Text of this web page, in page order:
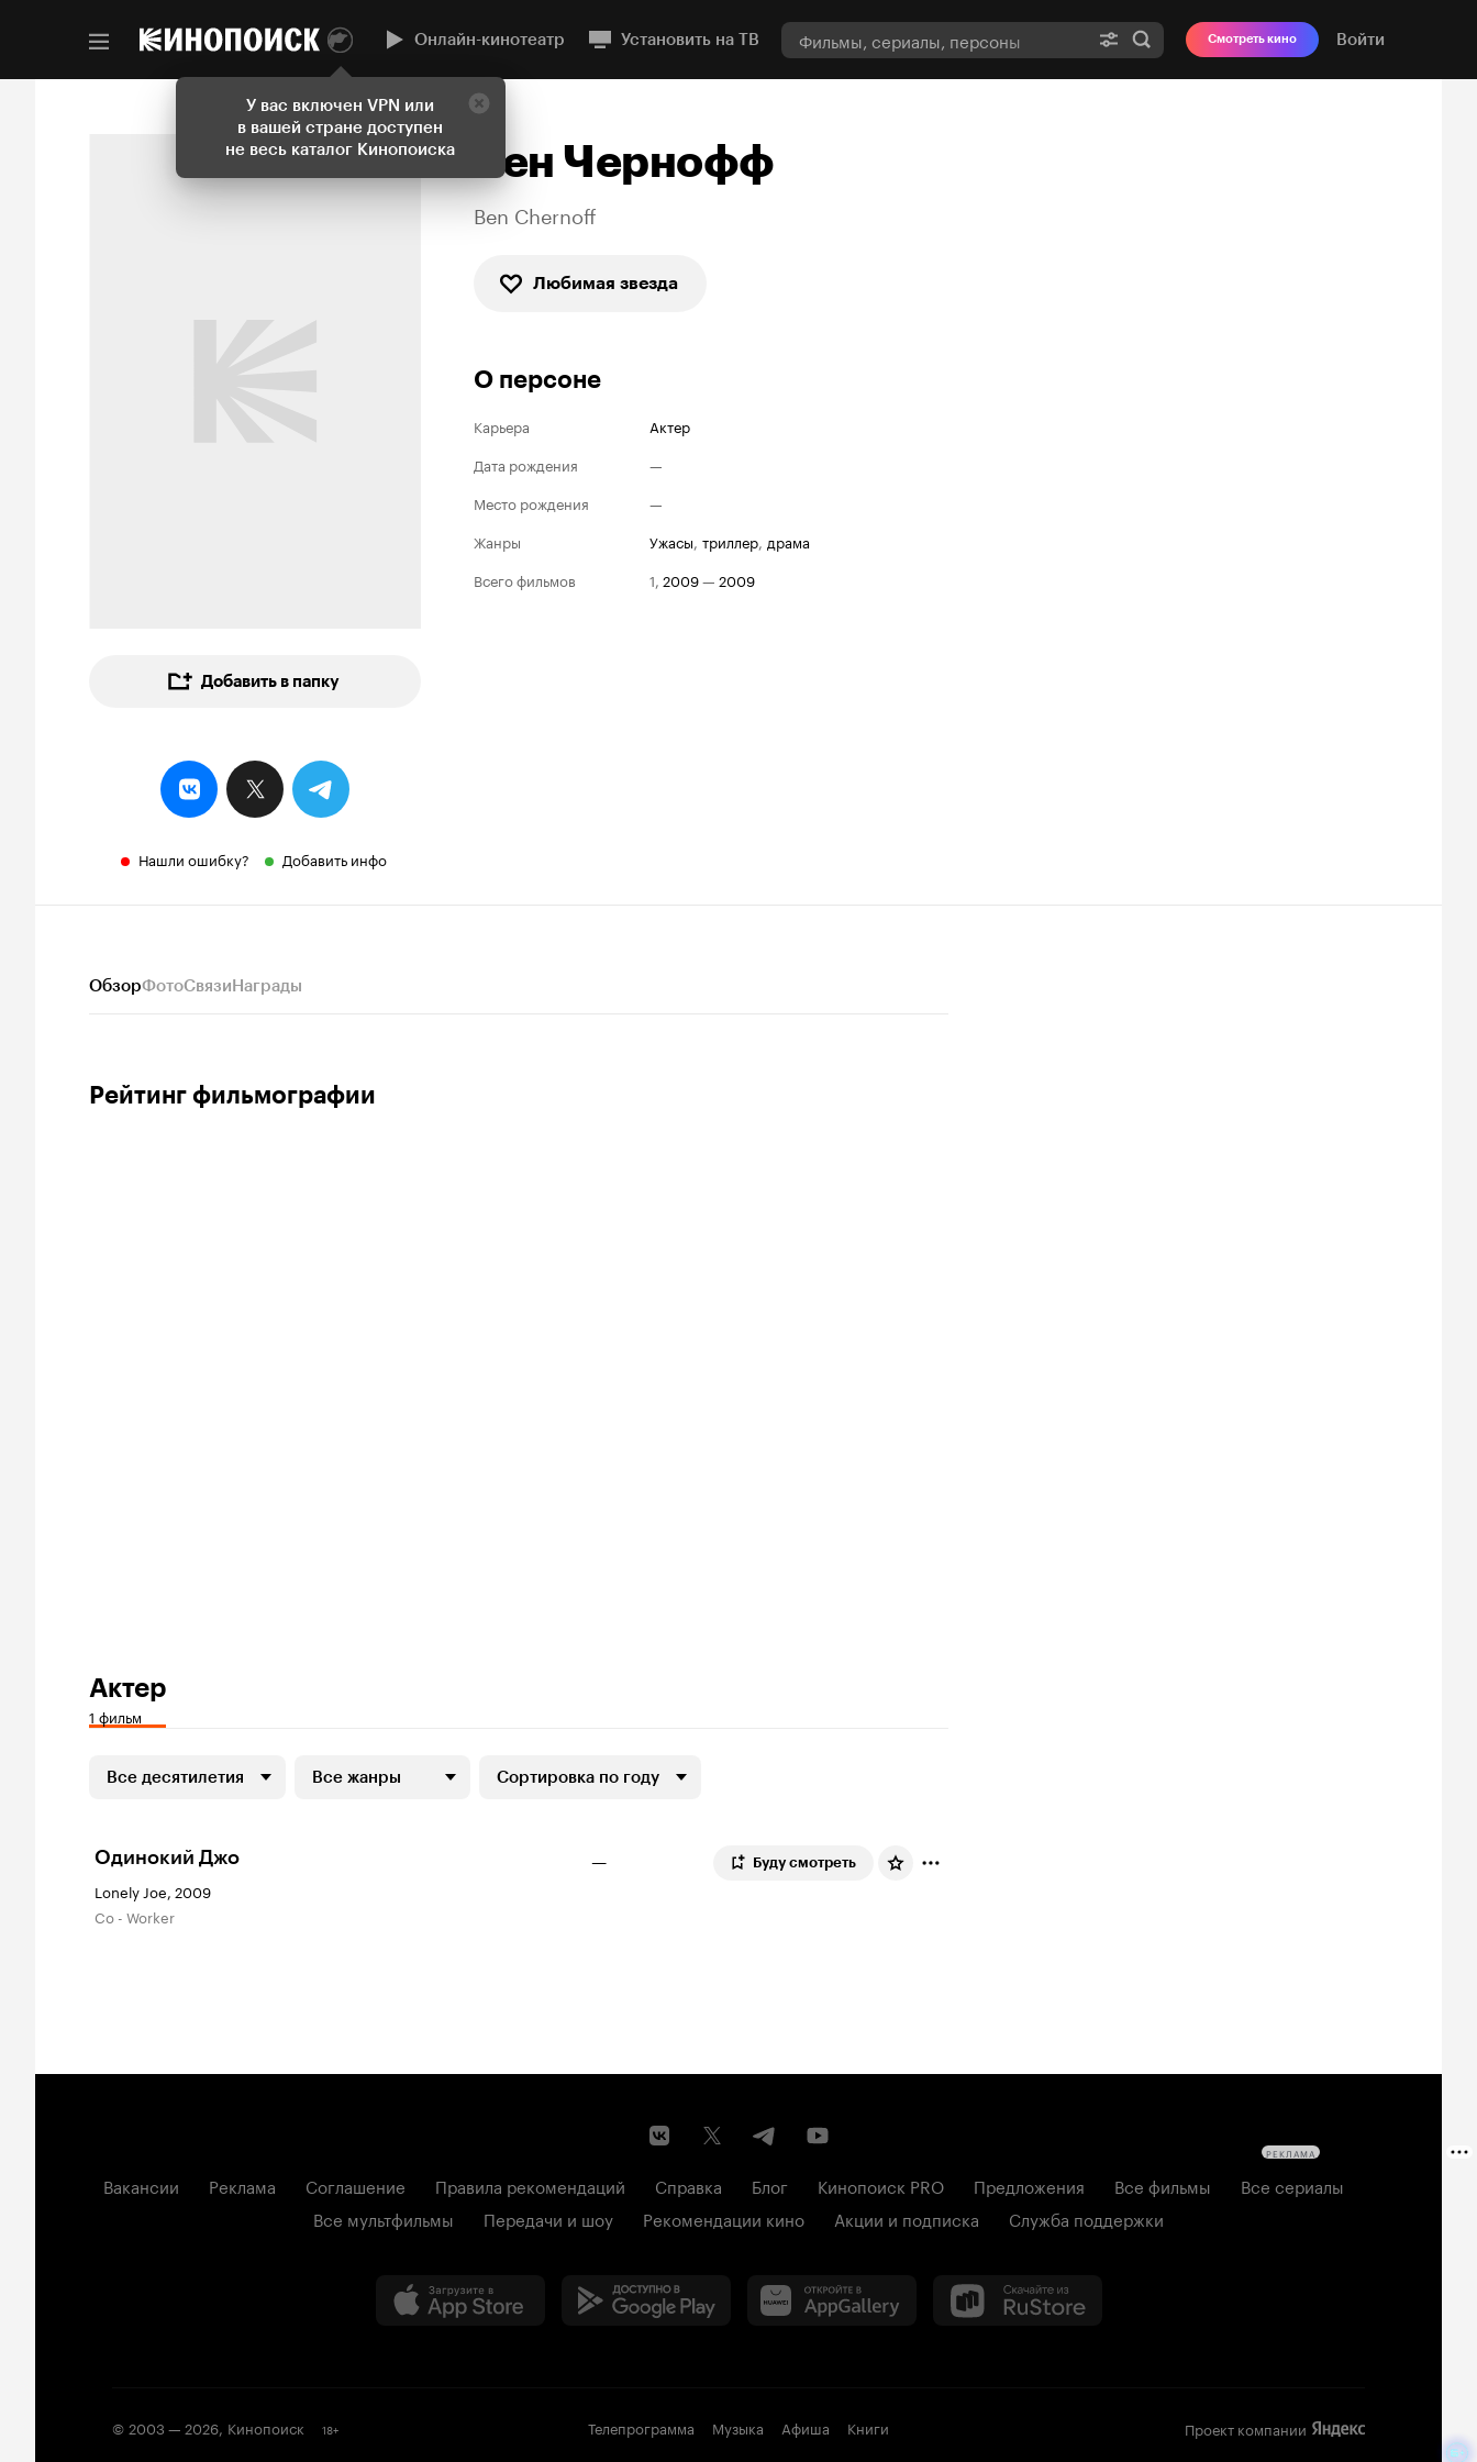
У вас включен VPN или
в вашей стране доступен
не весь каталог Кинопоиска
Онлайн-кинотеатр Установить на ТВ Смотреть кино Войти
Добавить в папку
Нашли ошибку? Добавить инфо
Бен Чернофф
Ben Chernoff
Любимая звезда
О персоне
Карьера
Актер
Дата рождения
—
Место рождения
—
Жанры
ужасы, триллер, драма
Всего фильмов
1, 2009— 2009
ОбзорФотоСвязиНаграды
Рейтинг фильмографии
Актер
1 фильм
Все десятилетия Все жанры Сортировка по году
Одинокий Джо
Lonely Joe, 2009
Co - Worker
— Буду смотреть
Вакансии Реклама Соглашение Правила рекомендаций Справка Блог Кинопоиск PRO Предложения Все фильмы
Все сериалы
Все мультфильмы
Передачи и шоу Рекомендации кино Акции и подписка Служба поддержки
© 2003 —2026, Кинопоиск 18+ Телепрограмма Музыка Афиша Книги Проект компании
РЕКЛАМА